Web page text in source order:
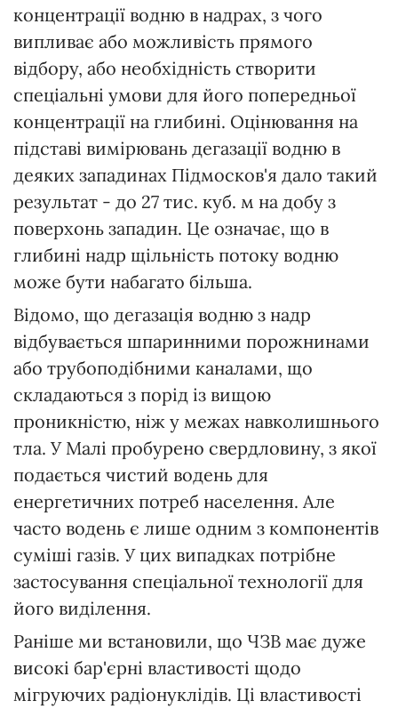
концентрації водню в надрах, з чого
випливає або можливість прямого
відбору, або необхідність створити
спеціальні умови для його попередньої
концентрації на глибині. Оцінювання на
підставі вимірювань дегазації водню в
деяких западинах Підмосков'я дало такий
результат - до 27 тис. куб. м на добу з
поверхонь западин. Це означає, що в
глибині надр щільність потоку водню
може бути набагато більша.
Відомо, що дегазація водню з надр
відбувається шпаринними порожнинами
або трубоподібними каналами, що
складаються з порід із вищою
проникністю, ніж у межах навколишнього
тла. У Малі пробурено свердловину, з якої
подається чистий водень для
енергетичних потреб населення. Але
часто водень є лише одним з компонентів
суміші газів. У цих випадках потрібне
застосування спеціальної технології для
його виділення.
Раніше ми встановили, що ЧЗВ має дуже
високі бар'єрні властивості щодо
мігруючих радіонуклідів. Ці властивості